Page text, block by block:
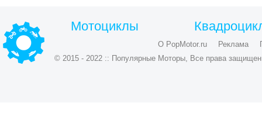
Мотоциклы
О PopMotor.ru Реклама
© 2015 - 2022 :: Популярные Моторы, Все права